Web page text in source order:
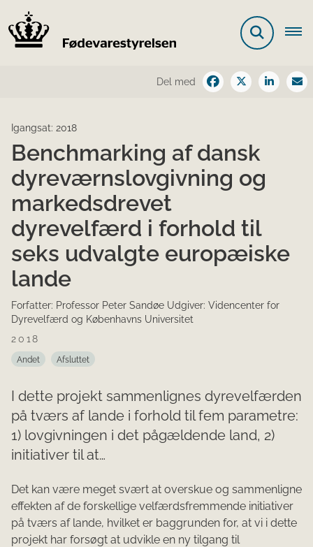
Del med
Igangsat: 2018
Benchmarking af dansk
dyreværnslovgivning og
markedsdrevet
dyrevelfærd i forhold til
seks udvalgte europæiske
lande
Forfatter: Professor Peter Sandøe Udgiver: Videncenter for
Dyrevelfærd og Københavns Universitet
2018
Andet Afsluttet
I dette projekt sammenlignes dyrevelfærden
på tværs af lande i forhold til fem parametre:
1) lovgivningen i det pågældende land, 2)
initiativer til at…
Det kan være meget svært at overskue og sammenligne
effekten af de forskellige velfærdsfremmende initiativer
på tværs af lande, hvilket er baggrunden for, at vi i dette
projekt har forsøgt at udvikle en ny tilgang til